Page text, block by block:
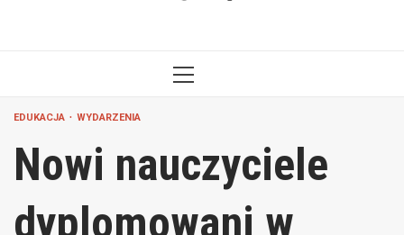
MENU
EDUKACJA WYDARZENIA
Nowi nauczyciele
dyplomowani w